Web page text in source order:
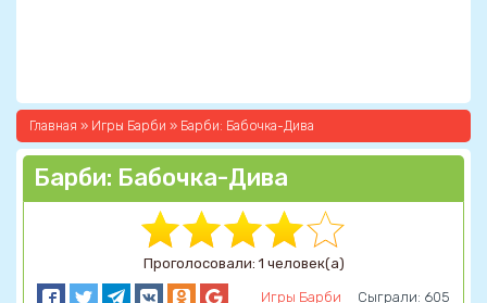
Главная » Игры Барби » Барби: Бабочка-Дива
Барби: Бабочка-Дива
Проголосовали: 1 человек(а)
Игры Барби Сыграли: 605